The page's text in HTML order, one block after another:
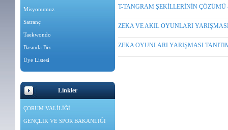
Misyonumuz
Satranç
Taekwondo
Basında Biz
Üye Listesi
Linkler
ÇORUM VALİLİĞİ
GENÇLİK VE SPOR BAKANLIĞI
T-TANGRAM ŞEKİLLERİNİN ÇÖZÜMÜ
ZEKA VE AKIL OYUNLARI YARIŞMASI
ZEKA OYUNLARI YARIŞMASI